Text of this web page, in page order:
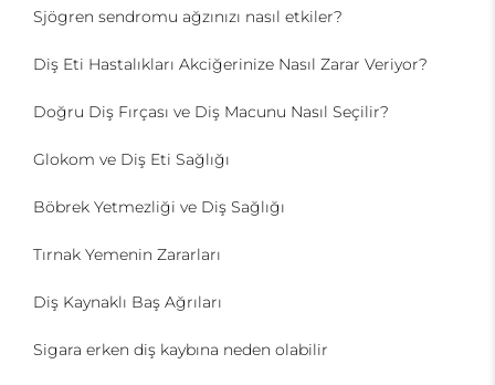
Sjögren sendromu ağzınızı nasıl etkiler?
Diş Eti Hastalıkları Akciğerinize Nasıl Zarar Veriyor?
Doğru Diş Fırçası ve Diş Macunu Nasıl Seçilir?
Glokom ve Diş Eti Sağlığı
Böbrek Yetmezliği ve Diş Sağlığı
Tırnak Yemenin Zararları
Diş Kaynaklı Baş Ağrıları
Sigara erken diş kaybına neden olabilir